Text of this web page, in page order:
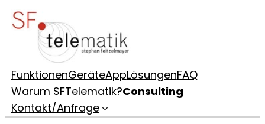
Zum
Inhalt
FunktionenGeräteAppLösungenFAQ
Warum SFTelematik?Consulting
Kontakt/Anfrage